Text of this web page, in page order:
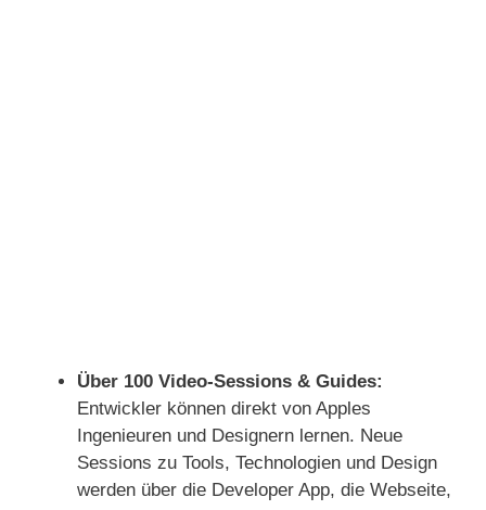
Über 100 Video-Sessions & Guides:
Entwickler können direkt von Apples
Ingenieuren und Designern lernen. Neue
Sessions zu Tools, Technologien und Design
werden über die Developer App, die Webseite,